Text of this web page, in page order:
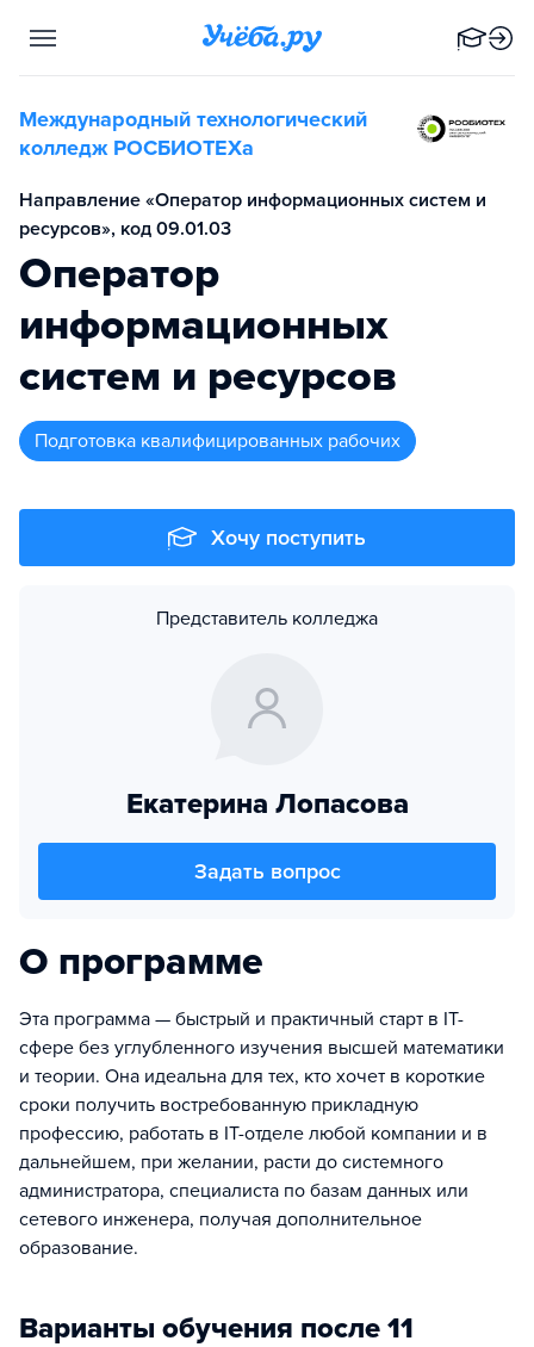
Международный технологический
колледж РОСБИОТЕХа
Направление «Оператор информационных систем и
ресурсов», код 09.01.03
Оператор
информационных
систем и ресурсов
подготовка квалифицированных рабочих
Хочу поступить
Представитель колледжа
Екатерина Лопасова
Задать вопрос
О программе
Эта программа — быстрый и практичный старт в IT-
сфере без углубленного изучения высшей математики
и теории. Она идеальна для тех, кто хочет в короткие
сроки получить востребованную прикладную
профессию, работать в IT-отделе любой компании и в
дальнейшем, при желании, расти до системного
администратора, специалиста по базам данных или
сетевого инженера, получая дополнительное
образование.
Варианты обучения после 11